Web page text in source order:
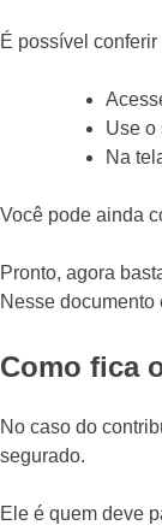
É possível
Use o
Na
Você pode ainda
Pronto, agora
Nesse
Como fica
No caso do
segurado.
Ele é quem deve